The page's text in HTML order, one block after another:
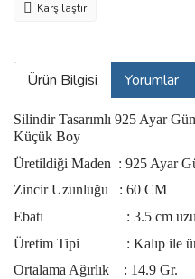
Karşılaştır
Ürün Bilgisi Yorumlar
Silindir Tasarımlı 925 Ayar
Küçük Boy
Üretildiği Maden : 925 Ayar
Zincir Uzunluğu : 60 CM
Ebatı : 3.5 cm uzunluk.
Üretim Tipi : Kalıp ile
Ortalama Ağırlık : 14.9 Gr.